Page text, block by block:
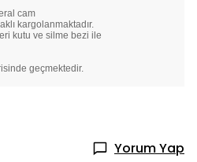
cam
kargolanmaktadır.
kutu ve silme bezi ile
geçmektedir.
Yorum Yap